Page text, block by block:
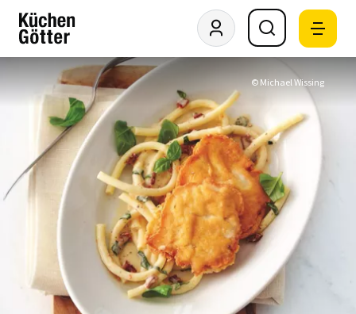
© Michael Wissing